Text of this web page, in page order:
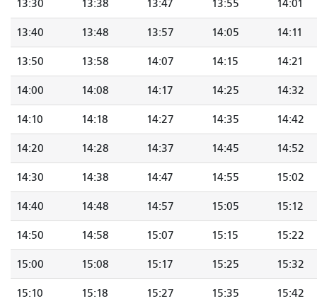
13:30 13:38 13:47 13:55 14:01
13:40 13:48 13:57 14:05 14:11
13:50 13:58 14:07 14:15 14:21
14:00 14:08 14:17 14:25 14:32
14:10 14:18 14:27 14:35 14:42
14:20 14:28 14:37 14:45 14:52
14:30 14:38 14:47 14:55 15:02
14:40 14:48 14:57 15:05 15:12
14:50 14:58 15:07 15:15 15:22
15:00 15:08 15:17 15:25 15:32
15:10 15:18 15:27 15:35 15:42